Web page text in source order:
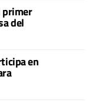
primer
del
en